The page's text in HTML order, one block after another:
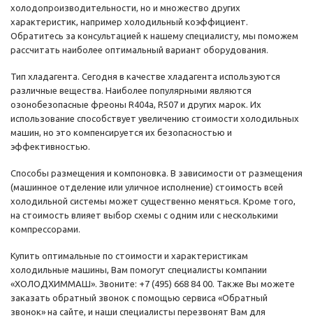
холодопроизводительности, но и множество других
характеристик, например холодильный коэффициент.
Обратитесь за консультацией к нашему специалисту, мы поможем
рассчитать наиболее оптимальный вариант оборудования.
Тип хладагента. Сегодня в качестве хладагента используются
различные вещества. Наиболее популярными являются
озонобезопасные фреоны R404a, R507 и других марок. Их
использование способствует увеличению стоимости холодильных
машин, но это компенсируется их безопасностью и
эффективностью.
Способы размещения и компоновка. В зависимости от размещения
(машинное отделение или уличное исполнение) стоимость всей
холодильной системы может существенно меняться. Кроме того,
на стоимость влияет выбор схемы с одним или с несколькими
компрессорами.
Купить оптимальные по стоимости и характеристикам
холодильные машины, Вам помогут специалисты компании
«ХОЛОДХИММАШ». Звоните: +7 (495) 668 84 00. Также Вы можете
заказать обратный звонок с помощью сервиса «Обратный
звонок» на сайте, и наши специалисты перезвонят Вам для